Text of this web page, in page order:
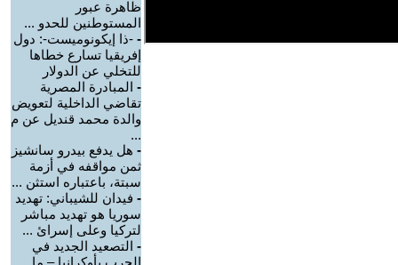
ظاهرة عبور
المستوطنين للحدو ...
- -ذا إيكونوميست-: دول
إفريقيا تسارع خطاها
للتخلي عن الدولار
- المبادرة المصرية
تقاضي الداخلية لتعويض
والدة محمد قنديل عن م
...
- هل يدفع بيدرو سانشيز
ثمن مواقفه في أزمة
سبتة، باعتباره استثن ...
- فيدان للشيباني: تهديد
سوريا هو تهديد مباشر
لتركيا وعلى إسرائ ...
- التصعيد الجديد في
الحرب بأوكرانيا – ما